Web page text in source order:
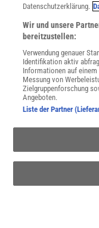
Was
werden
Datenschutzerklärung.
Wir und unsere
bereitzustellen:
Verwendung genauer
Identifikation aktiv
Informationen auf einem
Messung von
Zielgruppenforschung
Angeboten.
Liste der Partner